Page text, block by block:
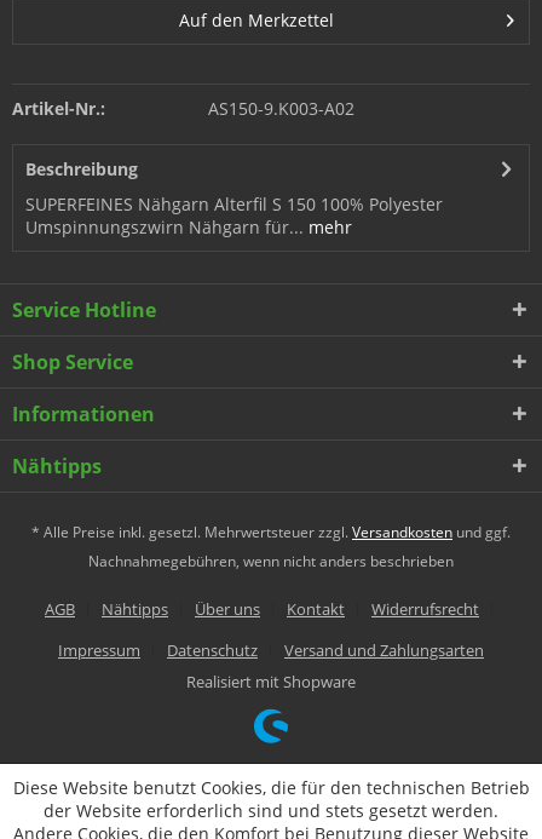
Auf den Merkzettel
Artikel-Nr.: AS150-9.K003-A02
Beschreibung
SUPERFEINES Nähgarn Alterfil S 150 100% Polyester
Umspinnungszwirn Nähgarn für... mehr
Service Hotline
Shop Service
Informationen
Nähtipps
* Alle Preise inkl. gesetzl. Mehrwertsteuer zzgl. Versandkosten und ggf.
Nachnahmegebühren, wenn nicht anders beschrieben
AGB Nähtipps Über uns Kontakt
Widerrufsrecht
Impressum
Datenschutz
Versand und Zahlungsarten
Realisiert mit Shopware
Diese Website benutzt Cookies, die für den technischen Betrieb
der Website erforderlich sind und stets gesetzt werden.
Andere Cookies, die den Komfort bei Benutzung dieser Website